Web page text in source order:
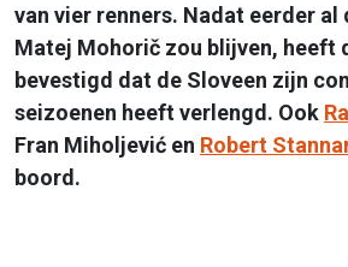
van vier renners. Nadat eerder
Matej Mohorič zou blijven, heeft
bevestigd dat de Sloveen zijn
seizoenen heeft verlengd. Ook
Fran Miholjević en Robert
boord.